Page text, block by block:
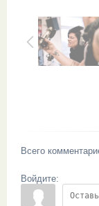
Всего
Войдите: